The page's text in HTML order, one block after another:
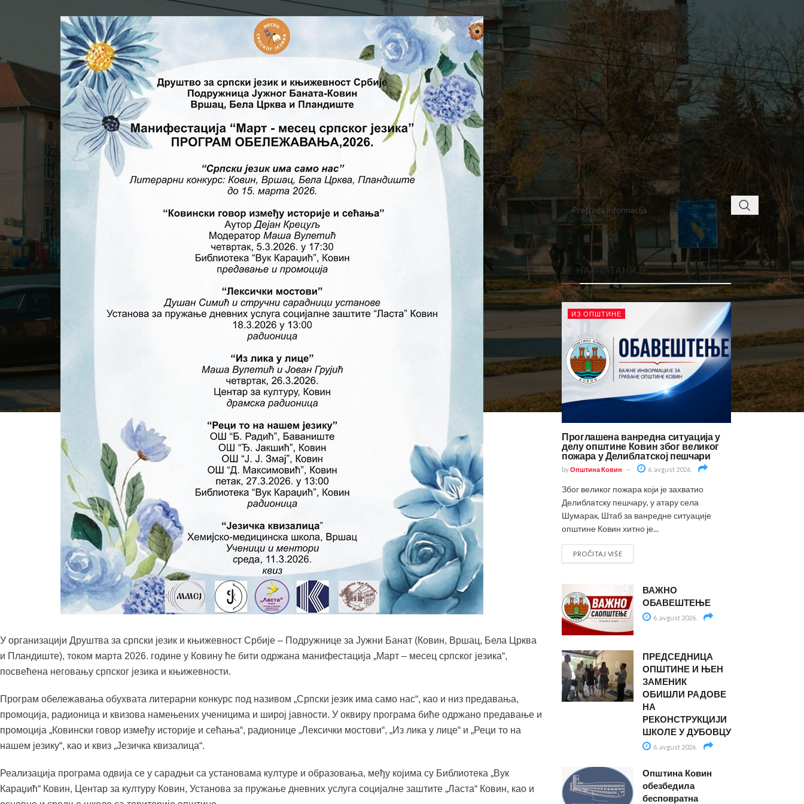
Objavljeno od Општина КовинOn 3. mart 2026.
У организацији Друштва за српски језик и књижевност Србије – Подружнице за Јужни Банат (Ковин, Вршац, Бела Црква
и Пландиште), током марта 2026. године у Ковину ће бити одржана манифестација „Март – месец српског језика“,
посвећена неговању српског језика и књижевности.
Програм обележавања обухвата литерарни конкурс под називом „Српски језик има само нас“, као и низ предавања,
промоција, радионица и квизова намењених ученицима и широј јавности. У оквиру програма биће одржано предавање и
промоција „Ковински говор између историје и сећања“, радионице „Лексички мостови“, „Из лика у лице“ и „Реци то на
нашем језику“, као и квиз „Језичка квизалица“.
Реализација програма одвија се у сарадњи са установама културе и образовања, међу којима су Библиотека „Вук
Караџић“ Ковин, Центар за културу Ковин, Установа за пружање дневних услуга социјалне заштите „Ласта“ Ковин, као и
2 4 7
9 10 11 12 13
16 17 18 19 20 21 22
23 24 25 26 27 28 29
30
31
« feb
< class="widget-title">ПРОНАЂИТЕ
НАЈЧИТАНИЈЕ
ИЗ ОПШТИНЕ
Проглашена ванредна ситуација у
делу општине Ковин због великог
пожара у Делиблатској пешчари
byОпштина Ковин 6. avgust 2026.
Због великог пожара који је захватио
Делиблатску пешчару, у атару села
Шумарак, Штаб за ванредне ситуације
општине Ковин хитно је...
PROČITAJ VIŠE
ВАЖНО
ОБАВЕШТЕЊЕ
6. avgust 2026.
ПРЕДСЕДНИЦА
ОПШТИНЕ И ЊЕН
ЗАМЕНИК
ОБИШЛИ РАДОВЕ
НА
РЕКОНСТРУКЦИЈИ
ШКОЛЕ У ДУБОВЦУ
6. avgust 2026.
Општина Ковин
обезбедила
бесповратна